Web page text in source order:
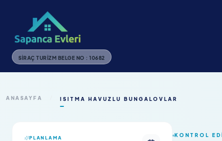
SIRAÇ TURIZM BELGE NO : 10682
ANASAYFA ISITMA HAVUZLU BUNGALOVLAR
PLANLAMA KONTROL